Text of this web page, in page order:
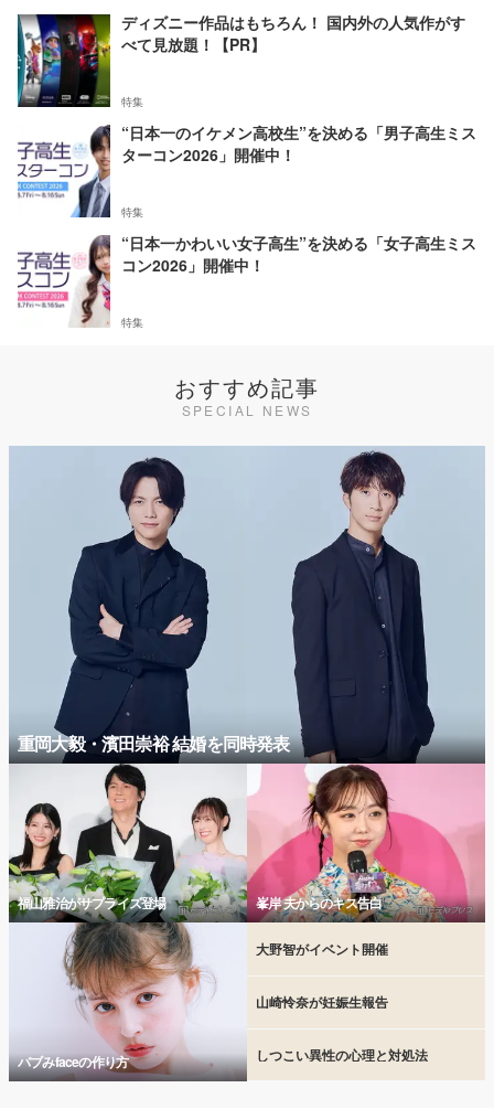
ディズニー作品はもちろん！ 国内外の人気作がす
べて見放題！【PR】
特集
“日本一のイケメン高校生”を決める「男子高生ミス
ターコン2026」開催中！
特集
“日本一かわいい女子高生”を決める「女子高生ミス
コン2026」開催中！
特集
おすすめ記事
SPECIAL NEWS
重岡大毅・濱田崇裕 結婚を同時発表
福山雅治がサプライズ登場 峯岸 夫からのキス告白
バブみfaceの作り方
大野智がイベント開催
山崎怜奈が妊娠生報告
しつこい異性の心理と対処法